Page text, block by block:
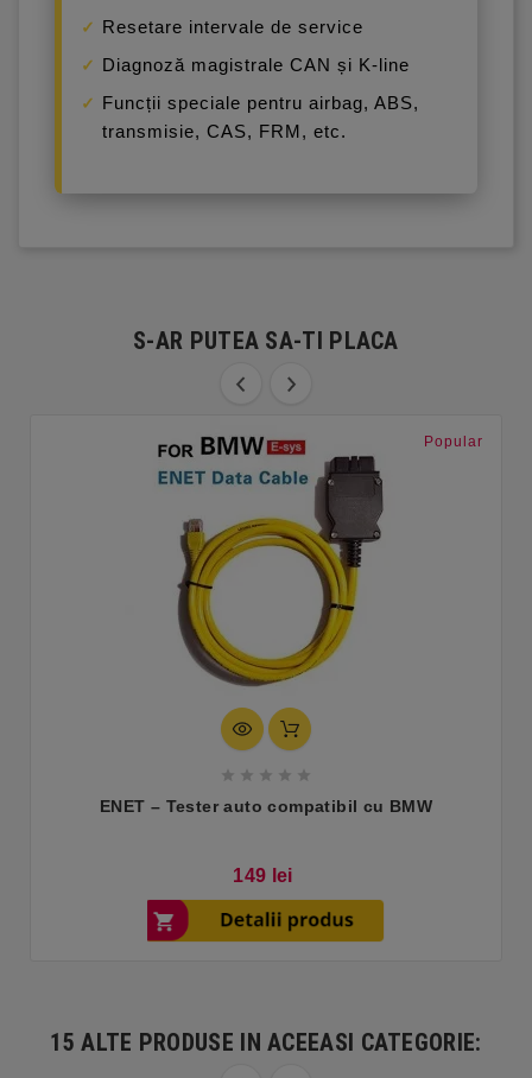
Resetare intervale de service
Diagnoză magistrale CAN și K-line
Funcții speciale pentru airbag, ABS,
transmisie, CAS, FRM, etc.
S-AR PUTEA SA-TI PLACA
Popular
    
ENET – Tester auto compatibil cu BMW
149 lei
15 ALTE PRODUSE IN ACEEASI CATEGORIE: